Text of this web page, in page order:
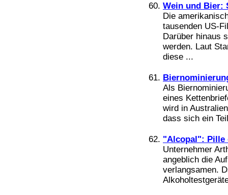
Wein und Bier:
Die
tausenden US-
Darüber hinaus
werden. Laut
diese ...
Als
eines
wird in
dass sich ein
"Alcopal": Pille
Unternehmer
angeblich die
verlangsamen.